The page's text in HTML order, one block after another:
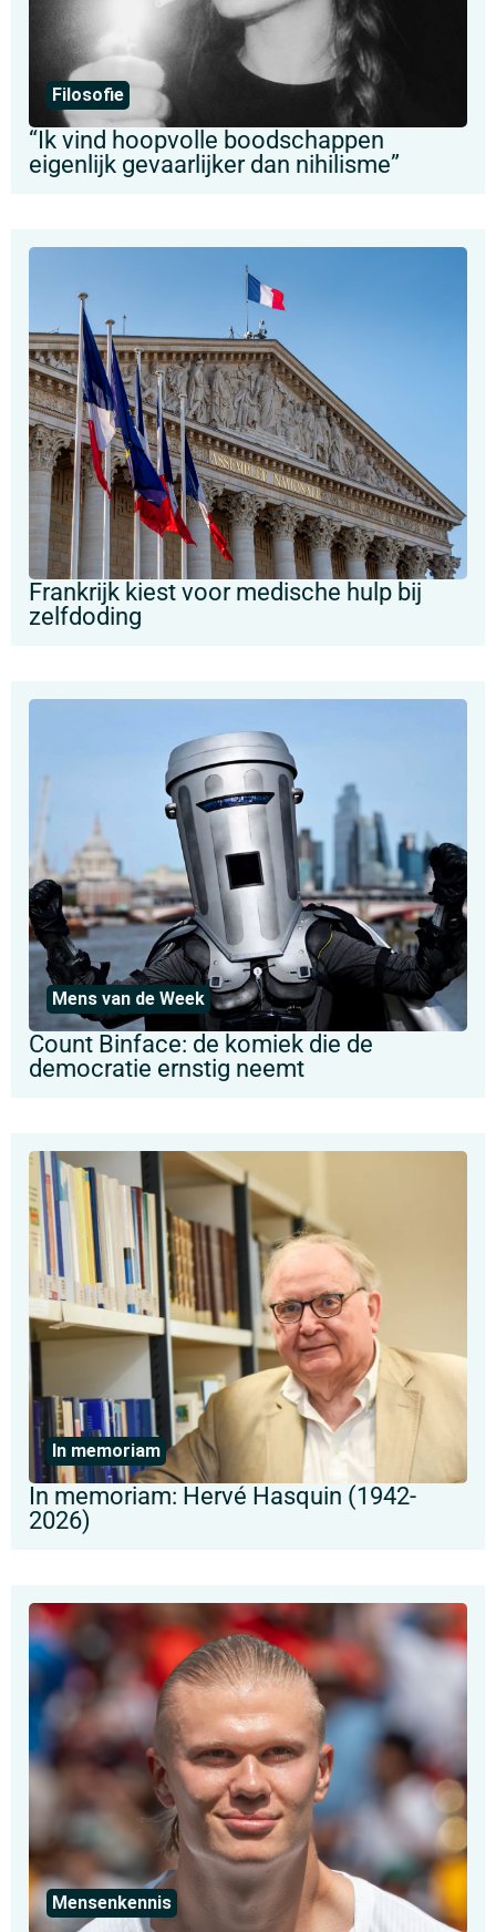
Filosofie
“Ik vind hoopvolle boodschappen
eigenlijk gevaarlijker dan nihilisme”
Frankrijk kiest voor medische hulp bij
zelfdoding
Mens van de Week
Count Binface: de komiek die de
democratie ernstig neemt
In memoriam
In memoriam: Hervé Hasquin (1942-
2026)
Mensenkennis